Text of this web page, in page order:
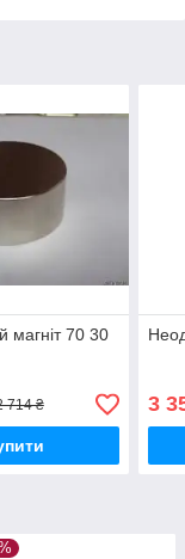
магніт 70 30
714 ₴ 3